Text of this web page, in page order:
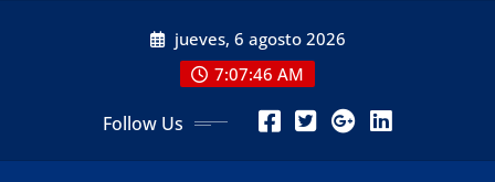
jueves, 6 agosto 2026
7:07:47 AM
Follow Us